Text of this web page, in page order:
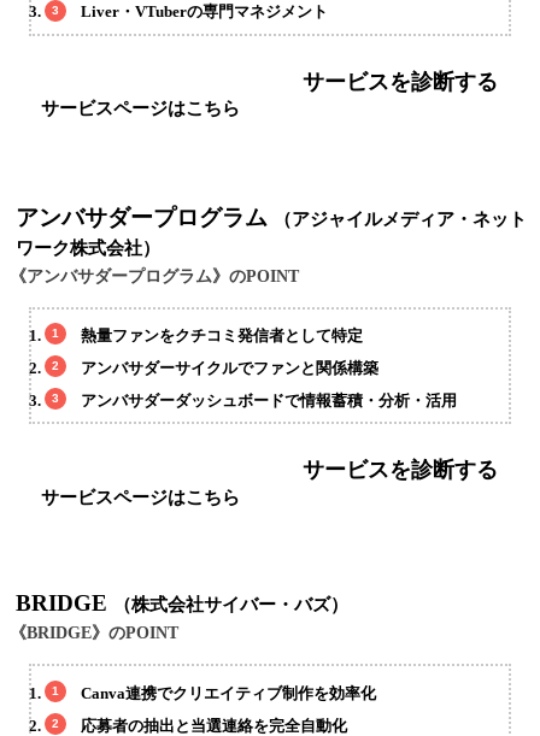
Liver・VTuberの専門マネジメント
サービスページはこちら
サービスを診断する
アンバサダープログラム
（アジャイルメディア・ネット
ワーク株式会社）
《アンバサダープログラム》のPOINT
熱量ファンをクチコミ発信者として特定
アンバサダーサイクルでファンと関係構築
アンバサダーダッシュボードで情報蓄積・分析・活用
サービスページはこちら
サービスを診断する
BRIDGE （株式会社サイバー・バズ）
《BRIDGE》のPOINT
Canva連携でクリエイティブ制作を効率化
応募者の抽出と当選連絡を完全自動化